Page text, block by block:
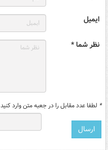
ایمیل
نظر شما *
* لطفا عدد مقابل را در جعبه متن وارد کنید